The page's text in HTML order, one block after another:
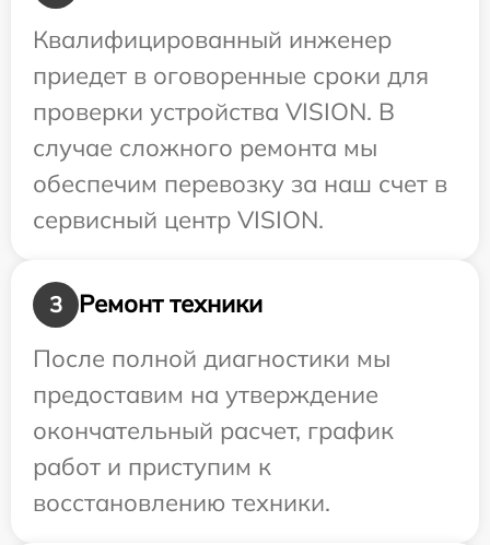
Квалифицированный инженер
приедет в оговоренные сроки для
проверки устройства VISION. В
случае сложного ремонта мы
обеспечим перевозку за наш счет в
сервисный центр VISION.
3
Ремонт техники
После полной диагностики мы
предоставим на утверждение
окончательный расчет, график
работ и приступим к
восстановлению техники.